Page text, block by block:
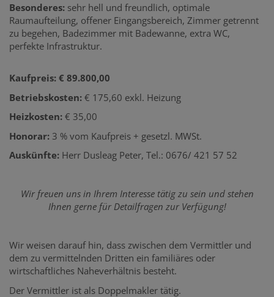
Besonderes: sehr hell und freundlich, optimale
Raumaufteilung, offener Eingangsbereich, Zimmer getrennt
zu begehen, Badezimmer mit Badewanne, extra WC,
perfekte Infrastruktur.
Kaufpreis: € 89.800,00
Betriebskosten: € 175,60 exkl. Heizung
Heizkosten: € 35,00
Honorar: 3 % vom Kaufpreis + gesetzl. MWSt.
Auskünfte: Herr Dusleag Peter, Tel.: 0676/ 421 57 52
Wir freuen uns in Ihrem Interesse tätig zu sein und stehen
Ihnen gerne für Detailfragen zur Verfügung!
Wir weisen darauf hin, dass zwischen dem Vermittler und
dem zu vermittelnden Dritten ein familiäres oder
wirtschaftliches Naheverhältnis besteht.
Der Vermittler ist als Doppelmakler tätig.